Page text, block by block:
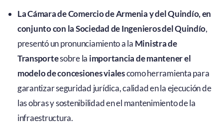
La Cámara de Comercio de Armenia y del Quindío, en
conjunto con la Sociedad de Ingenieros del Quindío,
presentó un pronunciamiento a la Ministra de
Transportesobre la importancia de mantener el
modelo de concesiones vialescomo herramienta para
garantizar seguridad jurídica, calidad en la ejecución de
las obras y sostenibilidad en el mantenimiento de la
infraestructura.